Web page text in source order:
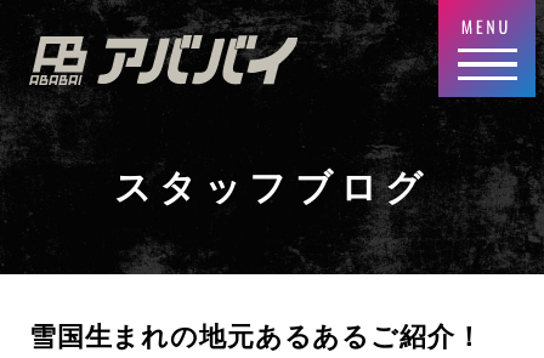
スタッフブログ
雪国生まれの地元あるあるご紹介！